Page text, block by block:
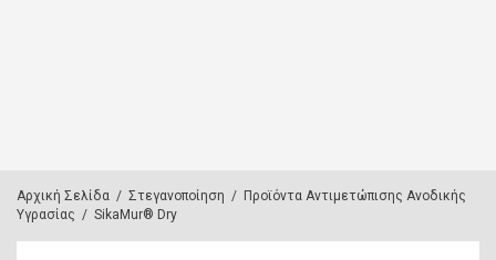
Αρχική Σελίδα / Στεγανοποίηση / Προϊόντα Αντιμετώπισης Ανοδικής
Υγρασίας / SikaMur® Dry